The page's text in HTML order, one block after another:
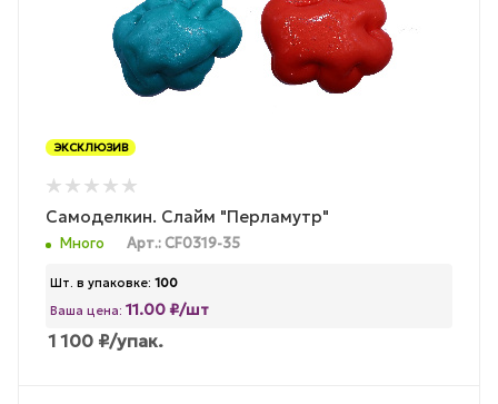
ЭКСКЛЮЗИВ
Самоделкин. Слайм "Перламутр"
Много Арт.: CF0319-35
Шт. в упаковке: 100
Ваша цена: 11.00 ₽/шт
1 100 ₽/упак.